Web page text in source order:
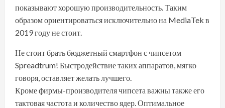
показывают хорошую производительность. Таким
образом ориентироваться исключительно на MediaTek в
2019 году не стоит.
Не стоит братьбюджетный смартфон с чипсетом
Spreadtrum! Быстродействие таких аппаратов, мягко
говоря, оставляет желать лучшего.
Кроме фирмы-производителя чипсета важны также его
тактовая частота и количество ядер. Оптимальное